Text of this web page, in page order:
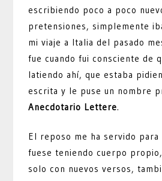
escribiendo poco a poco
pretensiones, simplemente
mi viaje a Italia del pasado
fue cuando fui consciente de
latiendo ahí, que estaba
escrita y le puse un nombre
Anecdotario Lettere.
El reposo me ha servido para
fuese teniendo cuerpo
solo con nuevos versos,